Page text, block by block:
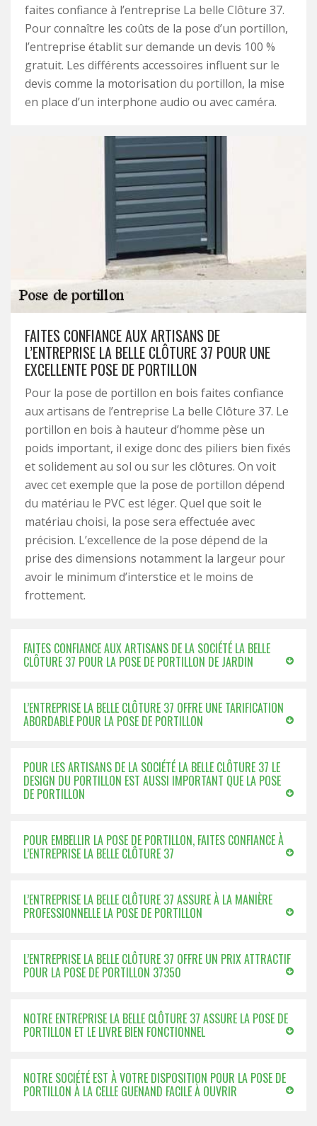
faites confiance à l’entreprise La belle Clôture 37.
Pour connaître les coûts de la pose d’un portillon,
l’entreprise établit sur demande un devis 100 %
gratuit. Les différents accessoires influent sur le
devis comme la motorisation du portillon, la mise
en place d’un interphone audio ou avec caméra.
FAITES CONFIANCE AUX ARTISANS DE
L’ENTREPRISE LA BELLE CLÔTURE 37 POUR UNE
EXCELLENTE POSE DE PORTILLON
Pour la pose de portillon en bois faites confiance
aux artisans de l’entreprise La belle Clôture 37. Le
portillon en bois à hauteur d’homme pèse un
poids important, il exige donc des piliers bien fixés
et solidement au sol ou sur les clôtures. On voit
avec cet exemple que la pose de portillon dépend
du matériau le PVC est léger. Quel que soit le
matériau choisi, la pose sera effectuée avec
précision. L’excellence de la pose dépend de la
prise des dimensions notamment la largeur pour
avoir le minimum d’interstice et le moins de
frottement.
FAITES CONFIANCE AUX ARTISANS DE LA SOCIÉTÉ LA BELLE
CLÔTURE 37 POUR LA POSE DE PORTILLON DE JARDIN
L’ENTREPRISE LA BELLE CLÔTURE 37 OFFRE UNE TARIFICATION
ABORDABLE POUR LA POSE DE PORTILLON
POUR LES ARTISANS DE LA SOCIÉTÉ LA BELLE CLÔTURE 37 LE
DESIGN DU PORTILLON EST AUSSI IMPORTANT QUE LA POSE
DE PORTILLON
POUR EMBELLIR LA POSE DE PORTILLON, FAITES CONFIANCE À
L’ENTREPRISE LA BELLE CLÔTURE 37
L’ENTREPRISE LA BELLE CLÔTURE 37 ASSURE À LA MANIÈRE
PROFESSIONNELLE LA POSE DE PORTILLON
L’ENTREPRISE LA BELLE CLÔTURE 37 OFFRE UN PRIX ATTRACTIF
POUR LA POSE DE PORTILLON 37350
NOTRE ENTREPRISE LA BELLE CLÔTURE 37 ASSURE LA POSE DE
PORTILLON ET LE LIVRE BIEN FONCTIONNEL
NOTRE SOCIÉTÉ EST À VOTRE DISPOSITION POUR LA POSE DE
PORTILLON À LA CELLE GUENAND FACILE À OUVRIR